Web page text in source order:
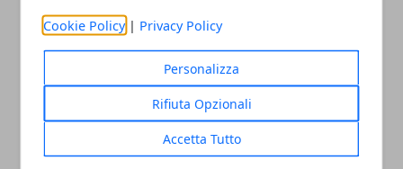
Cookie Policy | Privacy Policy
Personalizza
Rifiuta Opzionali
Accetta Tutto
25/06/2025